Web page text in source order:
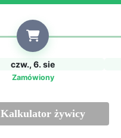
czw., 6. sie
Zamówiony
Kalkulator żywicy